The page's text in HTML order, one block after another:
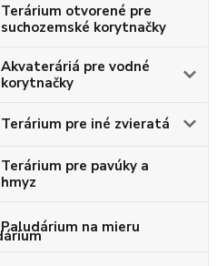
Terárium otvorené pre
suchozemské korytnačky
Akvateráriá pre vodné
korytnačky
Terárium pre iné zvieratá
Terárium pre pavúky a
hmyz
Paludárium na mieru